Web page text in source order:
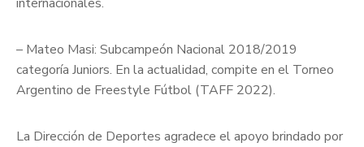
– Mateo Masi: Subcampeón Nacional 2018/2019
categoría Juniors. En la actualidad, compite en el Torneo
Argentino de Freestyle Fútbol (TAFF 2022).
La Dirección de Deportes agradece el apoyo brindado por